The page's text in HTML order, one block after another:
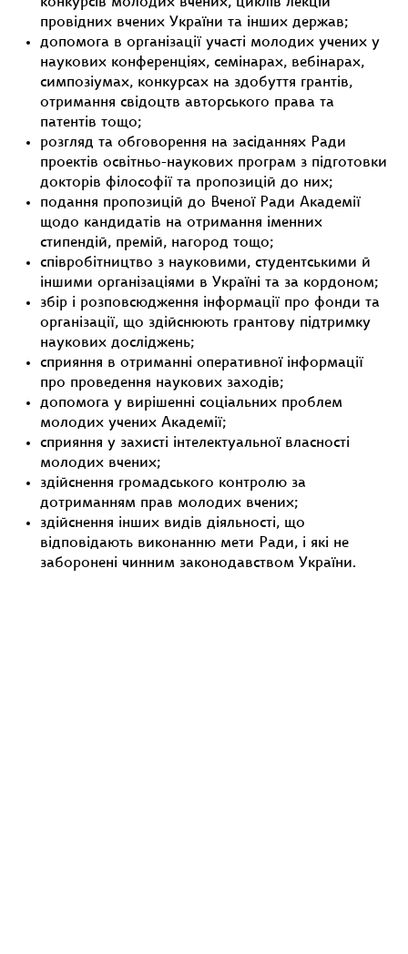
провідних вчених України та інших держав;
допомога в організації участі молодих учених у
наукових конференціях, семінарах, вебінарах,
симпозіумах, конкурсах на здобуття грантів,
отримання свідоцтв авторського права та
патентів тощо;
розгляд та обговорення на засіданнях Ради
проектів освітньо-наукових програм з підготовки
докторів філософії та пропозицій до них;
подання пропозицій до Вченої Ради Академії
щодо кандидатів на отримання іменних
стипендій, премій, нагород тощо;
співробітництво з науковими, студентськими й
іншими організаціями в Україні та за кордоном;
збір і розповсюдження інформації про фонди та
організації, що здійснюють грантову підтримку
наукових досліджень;
сприяння в отриманні оперативної інформації
про проведення наукових заходів;
допомога у вирішенні соціальних проблем
молодих учених Академії;
сприяння у захисті інтелектуальної власності
молодих вчених;
здійснення громадського контролю за
дотриманням прав молодих вчених;
здійснення інших видів діяльності, що
відповідають виконанню мети Ради, і які не
заборонені чинним законодавством України.